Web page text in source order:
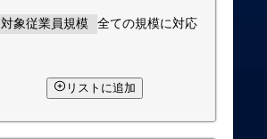
対象従業員規模 全ての規模に対応
リストに追加